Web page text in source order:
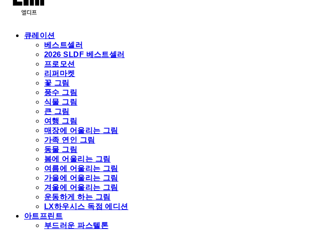
큐레이션
베스트셀러
2026 SLDF 베스트셀러
프로모션
리퍼마켓
꽃 그림
풍수 그림
식물 그림
큰 그림
여행 그림
매장에 어울리는 그림
가족 연인 그림
동물 그림
봄에 어울리는 그림
여름에 어울리는 그림
가을에 어울리는 그림
겨울에 어울리는 그림
운동하게 하는 그림
LX하우시스 독점 에디션
아트프린트
부드러운 파스텔톤